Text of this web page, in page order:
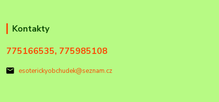
Kontakty
775166535, 775985108
esoterickyobchudek@seznam.cz